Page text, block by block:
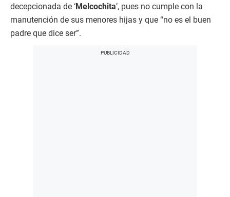
decepcionada de ‘Melcochita’, pues no cumple con la
manutención de sus menores hijas y que “no es el buen
padre que dice ser”.